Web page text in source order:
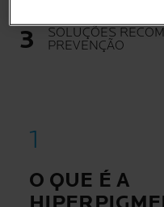
SOLUÇÕES
PREVENÇÃO
O QUE É A